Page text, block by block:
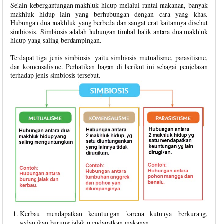
Selain kebergantungan makhluk hidup melalui rantai makanan, banyak
makhluk hidup lain yang berhubungan dengan cara yang khas.
Hubungan dua makhluk yang berbeda dan sangat erat kaitannya disebut
simbiosis. Simbiosis adalah hubungan timbal balik antara dua makhluk
hidup yang saling berdampingan.
Terdapat tiga jenis simbiosis, yaitu simbiosis mutualisme, parasitisme,
dan komensalisme. Perhatikan bagan di berikut ini sebagai penjelasan
terhadap jenis simbiosis tersebut.
Kerbau mendapatkan keuntungan karena kutunya berkurang,